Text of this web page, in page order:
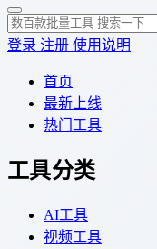
登录 注册 使用说明
首页
最新上线
热门工具
工具分类
AI工具
视频工具